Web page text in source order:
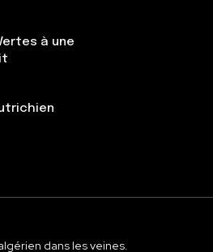
à une
dans les veines.